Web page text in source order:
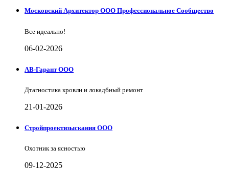
Московский Архитектор ООО Профессиональное Сообщество
Все идеально!
06-02-2026
АВ-Гарант ООО
Дтагностика кровли и локадбный ремонт
21-01-2026
Стройпроектизыскания ООО
Охотник за ясностью
09-12-2025